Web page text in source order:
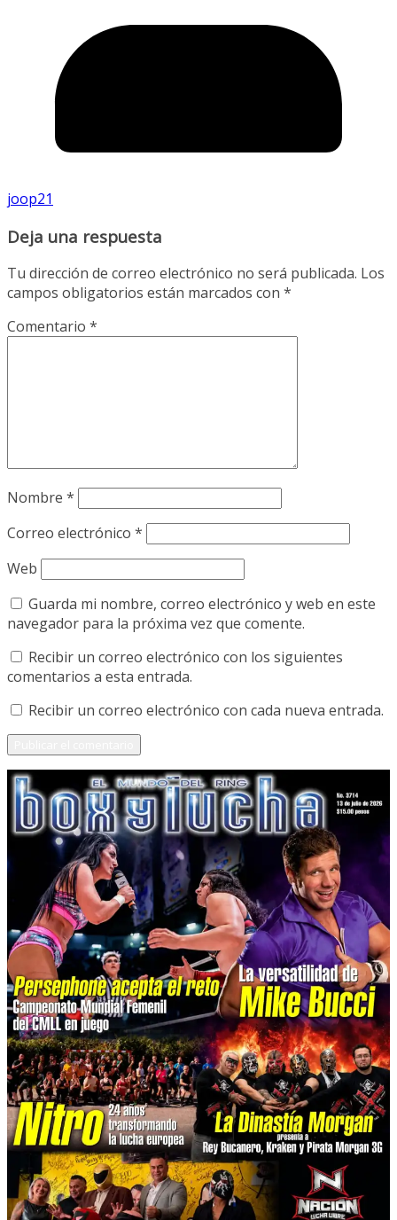
joop21
Deja una respuesta
Tu dirección de correo electrónico no será publicada. Los
campos obligatorios están marcados con *
Comentario *
Nombre *
Correo electrónico *
Web
Guarda mi nombre, correo electrónico y web en este
navegador para la próxima vez que comente.
Recibir un correo electrónico con los siguientes
comentarios a esta entrada.
Recibir un correo electrónico con cada nueva entrada.